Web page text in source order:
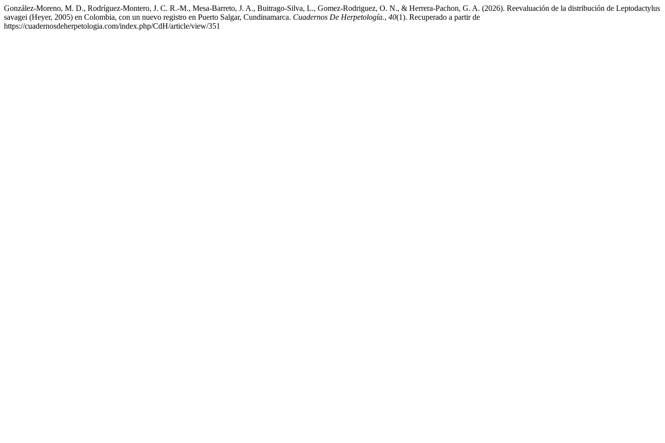
González-Moreno, M. D., Rodríguez-Montero, J. C. R.-M., Mesa-Barreto, J. A., Buitrago-Silva, L., Gomez-Rodriguez, O. N., & Herrera-Pachon, G. A. (2026). Reevaluación de la distribución de Leptodactylus
savagei (Heyer, 2005) en Colombia, con un nuevo registro en Puerto Salgar, Cundinamarca. Cuadernos De Herpetología., 40(1). Recuperado a partir de
https://cuadernosdeherpetologia.com/index.php/CdH/article/view/351